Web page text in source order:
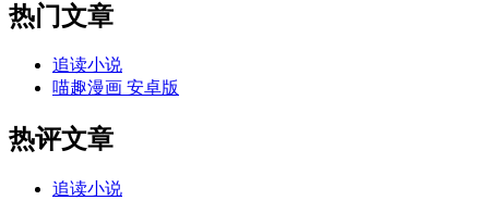
热门文章
追读小说
喵趣漫画 安卓版
热评文章
追读小说